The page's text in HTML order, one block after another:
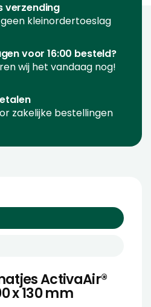
verzending
kleinordertoeslag
voor 16:00 besteld?
wij het vandaag nog!
zakelijke bestellingen
ActivaAir®
x 130 mm